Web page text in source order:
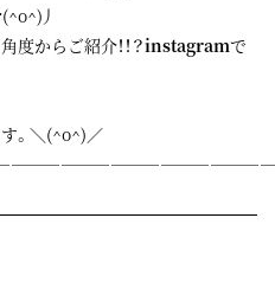
丿
からご紹介！！？instagramで
。＼(^o^)／